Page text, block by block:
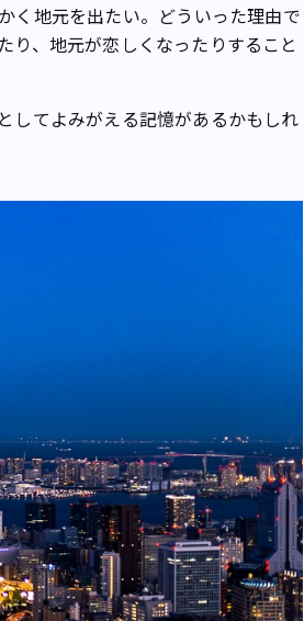
地元を出たい――。どういった理由で
り、地元が恋しくなったりすること
してよみがえる記憶があるかもしれ